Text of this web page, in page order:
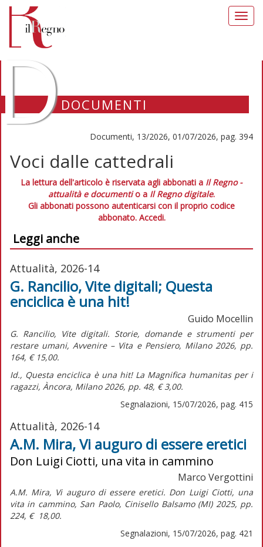
DOCUMENTI
Documenti, 13/2026, 01/07/2026, pag. 394
Voci dalle cattedrali
La lettura dell'articolo è riservata agli abbonati a Il Regno -
attualità e documentio a Il Regno digitale.
Gli abbonati possono autenticarsi con il proprio codice
abbonato. Accedi.
Leggi anche
Attualità, 2026-14
G. Rancilio, Vite digitali; Questa
enciclica è una hit!
Guido Mocellin
G. Rancilio, Vite digitali. Storie, domande e strumenti per
restare umani, Avvenire – Vita e Pensiero, Milano 2026, pp.
164, € 15,00.
Id., Questa enciclica è una hit! La Magnifica humanitas per i
ragazzi, Àncora, Milano 2026, pp. 48, € 3,00.
Segnalazioni, 15/07/2026, pag. 415
Attualità, 2026-14
A.M. Mira, Vi auguro di essere eretici
Don Luigi Ciotti, una vita in cammino
Marco Vergottini
A.M. Mira, Vi auguro di essere eretici. Don Luigi Ciotti, una
vita in cammino, San Paolo, Cinisello Balsamo (MI) 2025, pp.
224, € 18,00.
Segnalazioni, 15/07/2026, pag. 421